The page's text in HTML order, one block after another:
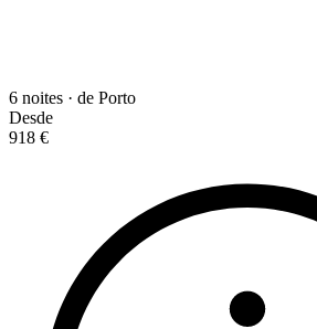
6 noites · de Porto
Desde
918 €